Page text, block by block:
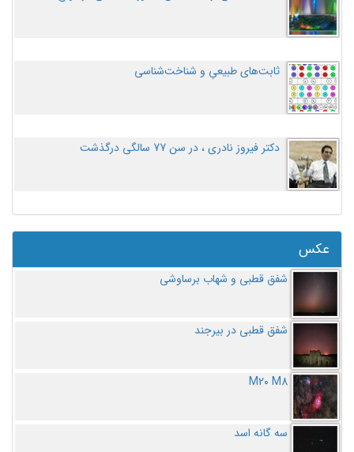
ثابت‌های طبیعیِ و شناخت‌شناسی
دکتر فیروز نادری ، در سن 77 سالگی درگذشت
عکس
شفق قطبی و شهاب برساوشی
شفق قطبی در بیرجند
M20 M8
سه گانه اسد